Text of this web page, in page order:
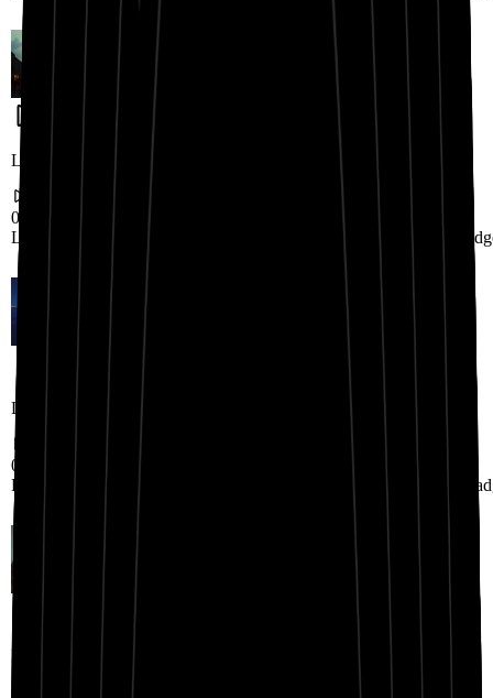
Landing.RapBeatShowcase.title3
02:36
Landing.RapBeatShowcase.badge7
Landing.RapBeatShowcase.title4
02:25
Landing.RapBeatShowcase.badge10
Landing.RapBeatShowcase.title5